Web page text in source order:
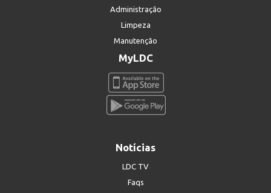
Administração
Limpeza
Manutenção
MyLDC
Notícias
LDC TV
Faqs